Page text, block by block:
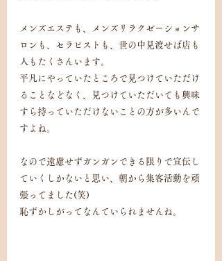
メンズエステも、メンズリラクゼーションサ
ロンも、セラピストも、世の中見渡せば店も
人もたくさんいます。
平凡にやっていたところで見つけていただけ
ることなどなく、見つけていただいても興味
すら持っていただけないことの方が多いんで
すよね。
なので遠慮せずガンガンできる限りで宣伝し
ていくしかないと思い、朝から集客活動を頑
張ってました(笑)
恥ずかしがってなんていられませんね。